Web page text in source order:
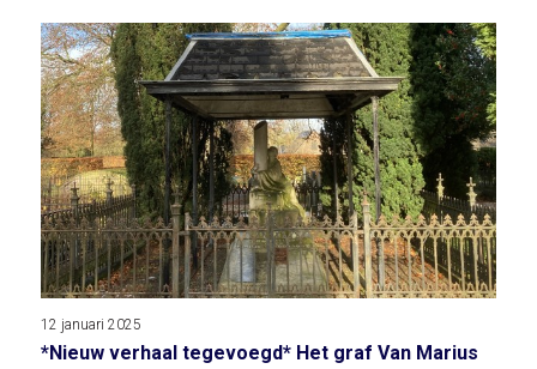
12 januari 2025
*Nieuw verhaal tegevoegd* Het graf Van Marius